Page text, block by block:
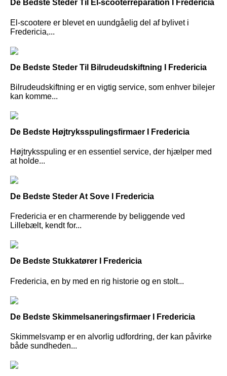
De Bedste Steder Til El-scooterreparation I Fredericia
El-scootere er blevet en uundgåelig del af bylivet i
Fredericia,...
De Bedste Steder Til Bilrudeudskiftning I Fredericia
Bilrudeudskiftning er en vigtig service, som enhver bilejer
kan komme...
De Bedste Højtryksspulingsfirmaer I Fredericia
Højtryksspuling er en essentiel service, der hjælper med
at holde...
De Bedste Steder At Sove I Fredericia
Fredericia er en charmerende by beliggende ved
Lillebælt, kendt for...
De Bedste Stukkatører I Fredericia
Fredericia, en by med en rig historie og en stolt...
De Bedste Skimmelsaneringsfirmaer I Fredericia
Skimmelsvamp er en alvorlig udfordring, der kan påvirke
både sundheden...